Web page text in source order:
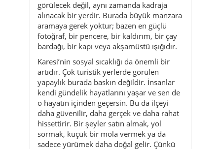
Karesi’nin sosyal sıcaklığı da önemli bir
artıdır. Çok turistik yerlerde görülen
yapaylık burada baskın değildir. İnsanlar
kendi gündelik hayatlarını yaşar ve sen de
o hayatın içinden geçersin. Bu da ilçeyi
daha güvenilir, daha gerçek ve daha rahat
hissettirir. Bir şeyler satın almak, yol
sormak, küçük bir mola vermek ya da
sadece yürümek daha doğal gelir. Çünkü
Karesi, ziyaretçiye “seyret beni” diye
bağıran bir yer değildir; “gel, bak, hisset”
diyen bir yerdir.
Şamlı Panayırı gibi tekrar eden gelenekler